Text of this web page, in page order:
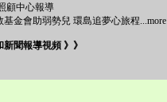
顧中心報導
金會助弱勢兒 環島追夢心旅程...more
聞報導視頻 》》